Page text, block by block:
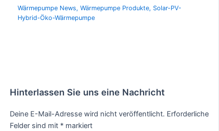
Wärmepumpe News,Wärmepumpe Produkte, Solar-PV-
Hybrid-Öko-Wärmepumpe
Hinterlassen Sie uns eine Nachricht
Deine E-Mail-Adresse wird nicht veröffentlicht. Erforderliche
Felder sind mit * markiert